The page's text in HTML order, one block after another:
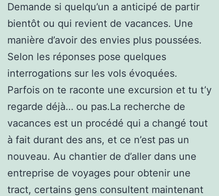
Demande si quelqu’un a anticipé de partir
bientôt ou qui revient de vacances. Une
manière d’avoir des envies plus poussées.
Selon les réponses pose quelques
interrogations sur les vols évoquées.
Parfois on te raconte une excursion et tu t’y
regarde déjà… ou pas.La recherche de
vacances est un procédé qui a changé tout
à fait durant des ans, et ce n’est pas un
nouveau. Au chantier de d’aller dans une
entreprise de voyages pour obtenir une
tract, certains gens consultent maintenant